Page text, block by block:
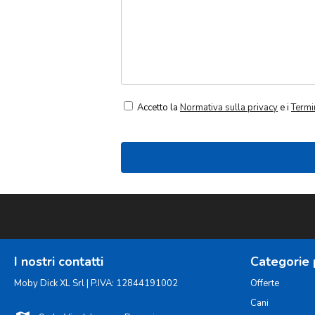
Accetto la Normativa sulla privacye i
I nostri contatti
Moby Dick XL Srl | P.IVA: 12844191002
Categorie
Offerte
Cani